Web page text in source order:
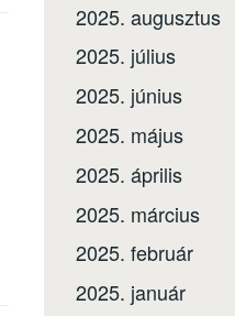
2025. augusztus
2025. július
2025. június
2025. május
2025. április
2025. március
2025. február
2025. január